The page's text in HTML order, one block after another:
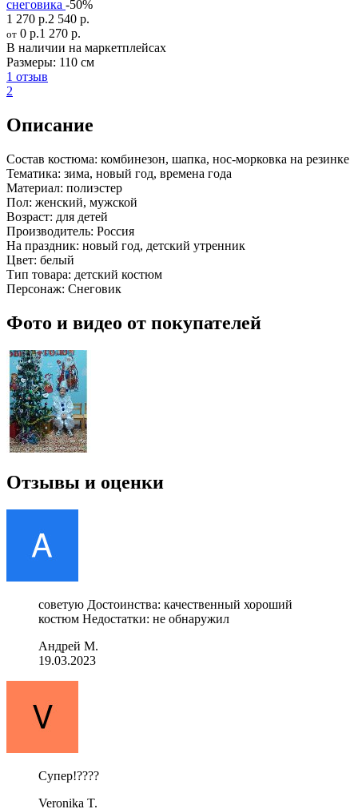
снеговика -50%
1 270 р.2 540 р.
от 0 р.1 270 р.
В наличии на маркетплейсах
Размеры: 110 см
1 отзыв
2
Описание
Состав костюма: комбинезон, шапка, нос-морковка на резинке
Тематика: зима, новый год, времена года
Материал: полиэстер
Пол: женский, мужской
Возраст: для детей
Производитель: Россия
На праздник: новый год, детский утренник
Цвет: белый
Тип товара: детский костюм
Персонаж: Снеговик
Фото и видео от покупателей
Отзывы и оценки
советую Достоинства: качественный хороший
костюм Недостатки: не обнаружил
Андрей М.
19.03.2023
Супер!????
Veronika T.